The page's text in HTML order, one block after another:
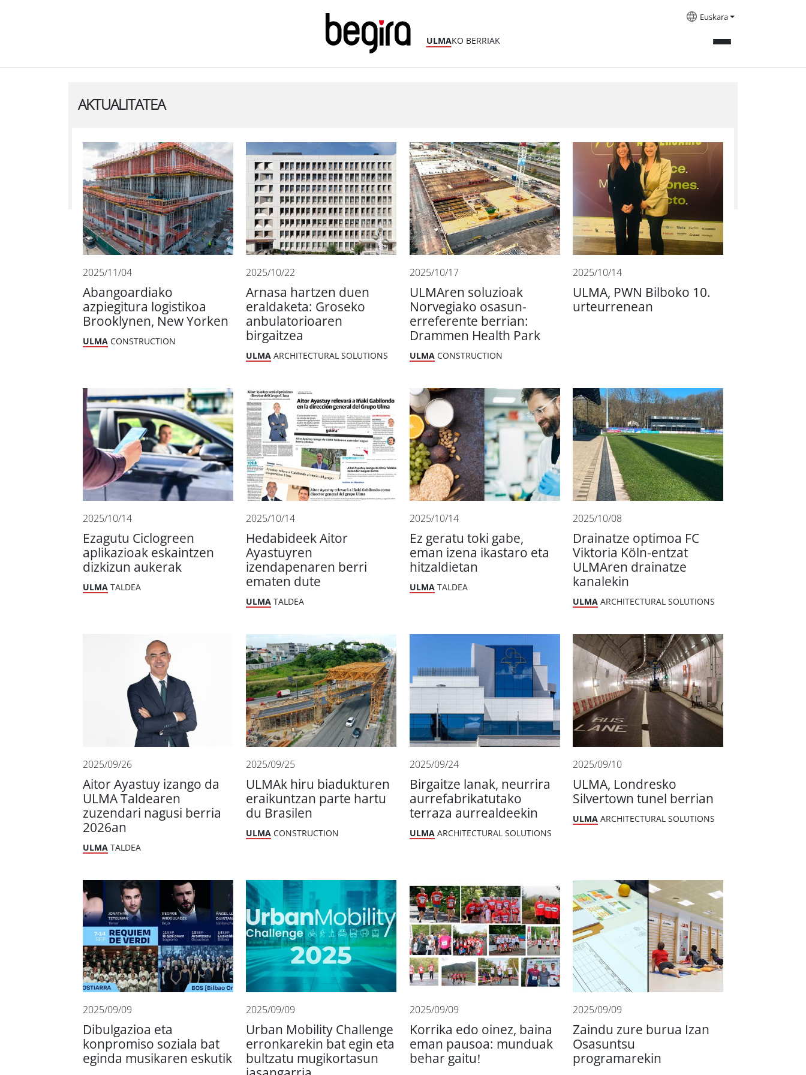
ULMAKO BERRIAK
Euskara
AKTUALITATEA
2025/11/04
Abangoardiako
azpiegitura logistikoa
Brooklynen, New Yorken
ULMA CONSTRUCTION
2025/10/22
Arnasa hartzen duen
eraldaketa: Groseko
anbulatorioaren
birgaitzea
ULMA ARCHITECTURAL SOLUTIONS
2025/10/17
ULMAren soluzioak
Norvegiako osasun-
erreferente berrian:
Drammen Health Park
ULMACONSTRUCTION
2025/10/14
ULMA, PWN Bilboko 10.
urteurrenean
2025/10/14
Ezagutu Ciclogreen
aplikazioak eskaintzen
dizkizun aukerak
ULMA TALDEA
2025/10/14
Hedabideek Aitor
Ayastuyren
izendapenaren berri
ematen dute
ULMA TALDEA
2025/10/14
Ez geratu toki gabe,
eman izena ikastaro eta
hitzaldietan
ULMATALDEA
2025/10/08
Drainatze optimoa FC
Viktoria Köln-entzat
ULMAren drainatze
kanalekin
ULMA ARCHITECTURAL SOLUTIONS
2025/09/26
Aitor Ayastuy izango da
ULMA Taldearen
zuzendari nagusi berria
2026an
ULMA TALDEA
2025/09/25
ULMAk hiru biadukturen
eraikuntzan parte hartu
du Brasilen
ULMA CONSTRUCTION
2025/09/24
Birgaitze lanak, neurrira
aurrefabrikatutako
terraza aurrealdeekin
ULMAARCHITECTURAL SOLUTIONS
2025/09/10
ULMA, Londresko
Silvertown tunel berrian
ULMA ARCHITECTURAL SOLUTIONS
2025/09/09
Dibulgazioa eta
konpromiso soziala bat
eginda musikaren eskutik
2025/09/09
Urban Mobility Challenge
erronkarekin bat egin eta
bultzatu mugikortasun
2025/09/09
Korrika edo oinez, baina
eman pausoa: munduak
behar gaitu!
2025/09/09
Zaindu zure burua Izan
Osasuntsu
programarekin